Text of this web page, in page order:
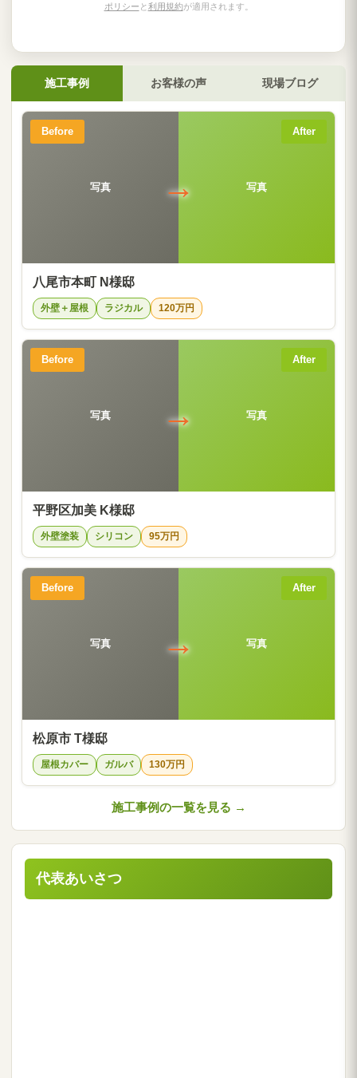
ポリシー と利用規約が適用されます。
施工事例 お客様の声 現場ブログ
Before After
→
写真 写真
八尾市本町 N様邸
外壁＋屋根 ラジカル 120万円
Before After
→
写真 写真
平野区加美 K様邸
外壁塗装 シリコン 95万円
Before After
→
写真 写真
松原市 T様邸
屋根カバー ガルバ 130万円
施工事例の一覧を見る →
代表あいさつ